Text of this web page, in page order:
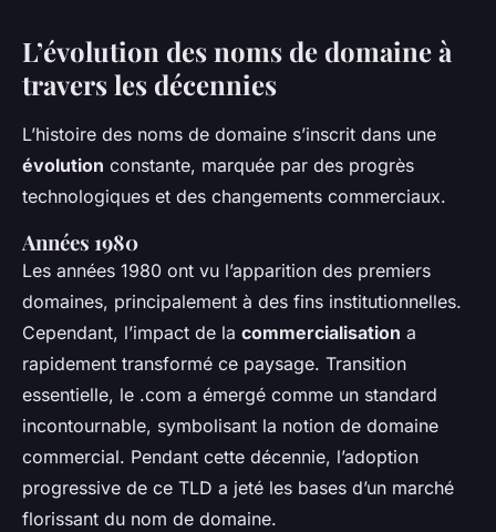
L’évolution des noms de domaine à
travers les décennies
L’histoire des noms de domaine s’inscrit dans une
évolution constante, marquée par des progrès
technologiques et des changements commerciaux.
Années 1980
Les années 1980 ont vu l’apparition des premiers
domaines, principalement à des fins institutionnelles.
Cependant, l’impact de la commercialisation a
rapidement transformé ce paysage. Transition
essentielle, le .com a émergé comme un standard
incontournable, symbolisant la notion de domaine
commercial. Pendant cette décennie, l’adoption
progressive de ce TLD a jeté les bases d’un marché
florissant du nom de domaine.